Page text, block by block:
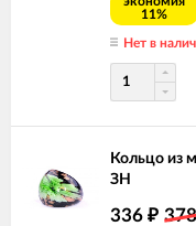
11%
Нет в
Кольцо из
ЗН
336 ₽